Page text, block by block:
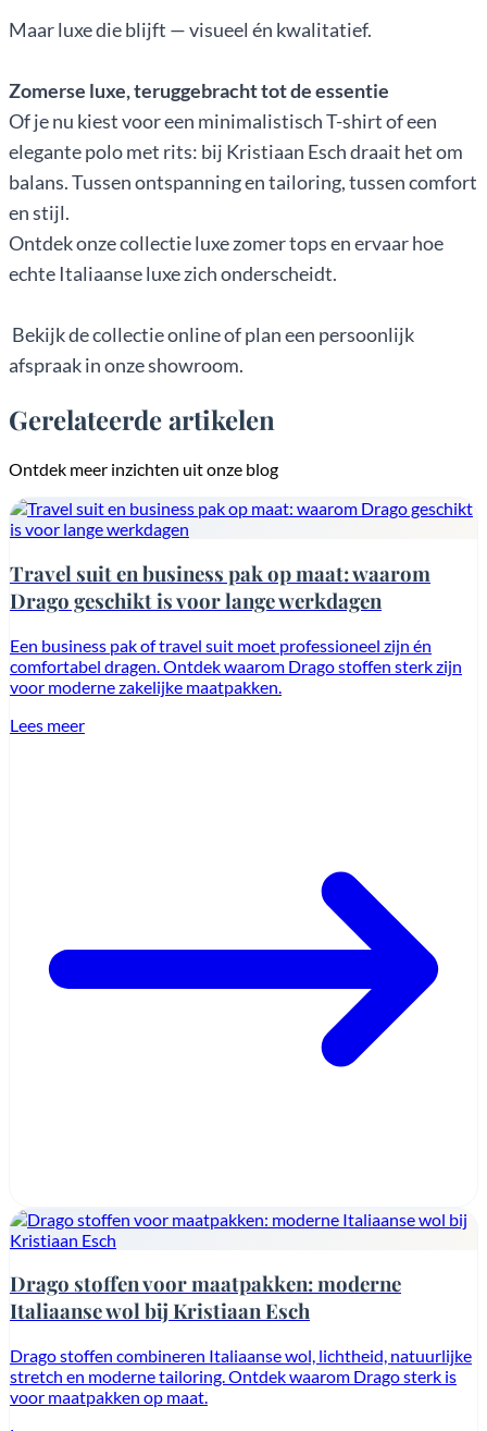
Maar luxe die blijft — visueel én kwalitatief.
Zomerse luxe, teruggebracht tot de essentie
Of je nu kiest voor een minimalistisch T-shirt of een
elegante polo met rits: bij Kristiaan Esch draait het om
balans. Tussen ontspanning en tailoring, tussen comfort
en stijl.
Ontdek onze collectie luxe zomer tops en ervaar hoe
echte Italiaanse luxe zich onderscheidt.
Bekijk de collectie online of plan een persoonlijk
afspraak in onze showroom.
Gerelateerde artikelen
Ontdek meer inzichten uit onze blog
Travel suit en business pak op maat: waarom
Drago geschikt is voor lange werkdagen
Een business pak of travel suit moet professioneel zijn én
comfortabel dragen. Ontdek waarom Drago stoffen sterk zijn
voor moderne zakelijke maatpakken.
Lees meer
Drago stoffen voor maatpakken: moderne
Italiaanse wol bij Kristiaan Esch
Drago stoffen combineren Italiaanse wol, lichtheid, natuurlijke
stretch en moderne tailoring. Ontdek waarom Drago sterk is
voor maatpakken op maat.